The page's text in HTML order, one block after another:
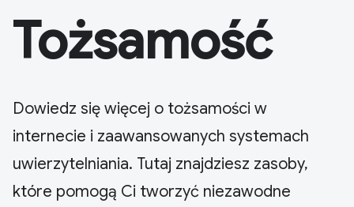
Tożsamość
Dowiedz się więcej o tożsamości w
internecie i zaawansowanych systemach
uwierzytelniania. Tutaj znajdziesz zasoby,
które pomogą Ci tworzyć niezawodne